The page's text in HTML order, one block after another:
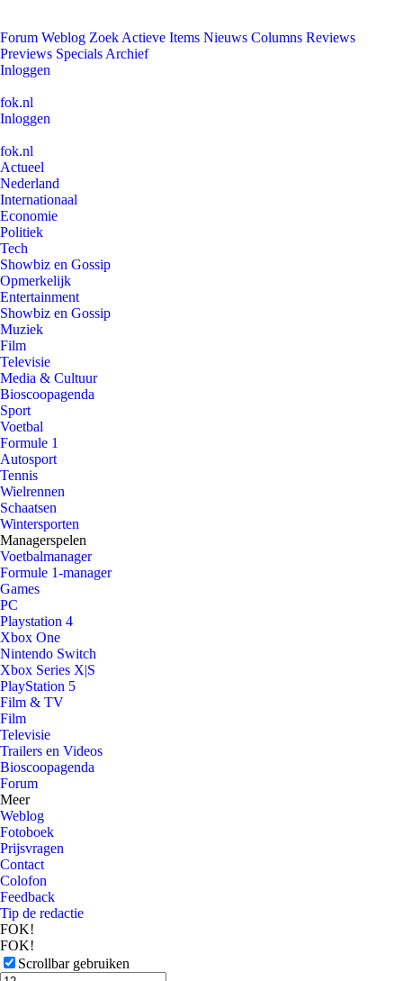
Forum Weblog Zoek Actieve Items Nieuws Columns Reviews
Previews Specials Archief
Inloggen
fok.nl
Inloggen
fok.nl
Actueel
Nederland
Internationaal
Economie
Politiek
Tech
Showbiz en Gossip
Opmerkelijk
Entertainment
Showbiz en Gossip
Muziek
Film
Televisie
Media & Cultuur
Bioscoopagenda
Sport
Voetbal
Formule 1
Autosport
Tennis
Wielrennen
Schaatsen
Wintersporten
Managerspelen
Voetbalmanager
Formule 1-manager
Games
PC
Playstation 4
Xbox One
Nintendo Switch
Xbox Series X|S
PlayStation 5
Film & TV
Film
Televisie
Trailers en Videos
Bioscoopagenda
Forum
Meer
Weblog
Fotoboek
Prijsvragen
Contact
Colofon
Feedback
Tip de redactie
FOK!
FOK!
Scrollbar gebruiken